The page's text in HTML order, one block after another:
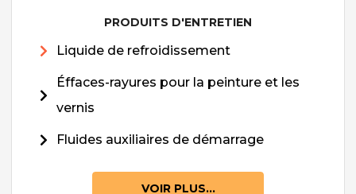
PRODUITS D'ENTRETIEN
Liquide de refroidissement
Éffaces-rayures pour la peinture et les
vernis
Fluides auxiliaires de démarrage
VOIR PLUS...